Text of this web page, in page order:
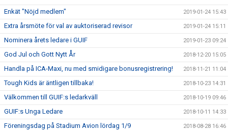
Enkät "Nöjd medlem" 2019-01-24 15:43
Extra årsmöte för val av auktoriserad revisor 2019-01-24 15:11
Nominera årets ledare i GUIF 2019-01-23 09:24
God Jul och Gott Nytt År 2018-12-20 15:05
Handla på ICA-Maxi, nu med smidigare bonusregistrering! 2018-11-21 11:04
Tough Kids är äntligen tillbaka! 2018-10-23 14:31
Välkommen till GUIF:s ledarkväll 2018-10-19 09:46
GUIF:s Unga Ledare 2018-10-11 14:33
Föreningsdag på Stadium Avion lördag 1/9 2018-08-28 16:46